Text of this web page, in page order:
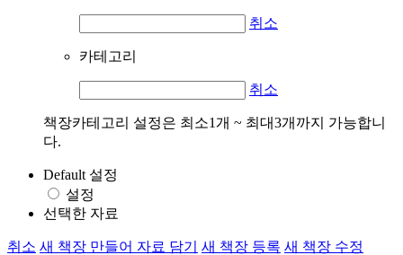
취소
카테고리
취소
책장카테고리 설정은 최소1개 ~ 최대3개까지 가능합니
다.
Default 설정
설정
선택한 자료
취소 새 책장 만들어 자료 담기 새 책장 등록 새 책장 수정